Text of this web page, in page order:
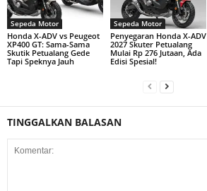
Sepeda Motor
Honda X-ADV vs Peugeot
XP400 GT: Sama-Sama
Skutik Petualang Gede
Tapi Speknya Jauh
Sepeda Motor
Penyegaran Honda X-ADV
2027 Skuter Petualang
Mulai Rp 276 Jutaan, Ada
Edisi Spesial!
TINGGALKAN BALASAN